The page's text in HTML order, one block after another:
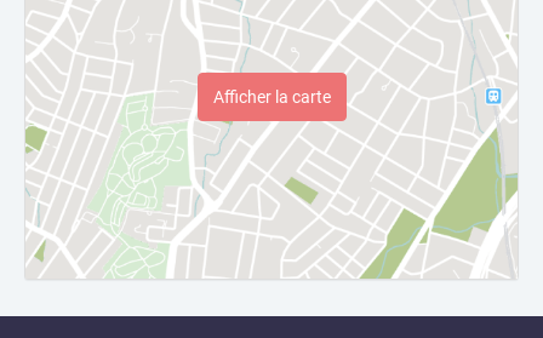
Afficher la carte